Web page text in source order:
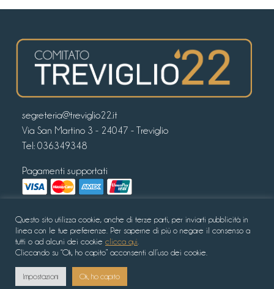
segreteria@treviglio22.it
Via San Martino 3 - 24047 - Treviglio
Tel: 036349348
Pagamenti supportati
Seguici sui nostri canali Social
© Copyright 2022 - Comitato Treviglio ’22 -
Cookie policy
Condizioni di vendita
Questo sito utilizza cookie, anche di terze parti, per inviarti pubblicità in
linea con le tue preferenze. Per saperne di più o negare il consenso a
tutti o ad alcuni dei cookie clicca qui
Cliccando su “Ok, ho capito” acconsenti all’uso dei cookie.
Impostazioni Ok, ho capito